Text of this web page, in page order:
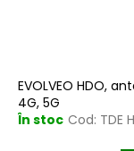
EVOLVEO HDO,
4G, 5G
În stoc Cod: TDE